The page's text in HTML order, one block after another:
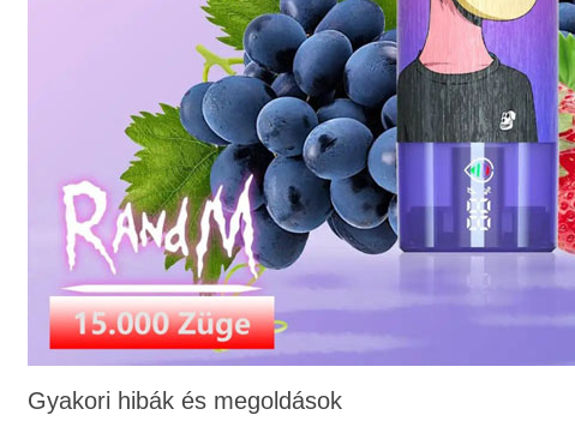
Gyakori hibák és megoldások